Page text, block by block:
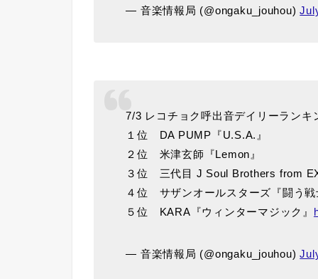
— 音楽情報局 (@ongaku_jouhou)
7/3 レコチョク呼出音デイリーランキ
１位 DA PUMP『U.S.A.』
２位 米津玄師『Lemon』
３位 三代目 J Soul Brothers from
４位 サザンオールスターズ『闘う
５位 KARA『ウィンターマジック』
— 音楽情報局 (@ongaku_jouhou)